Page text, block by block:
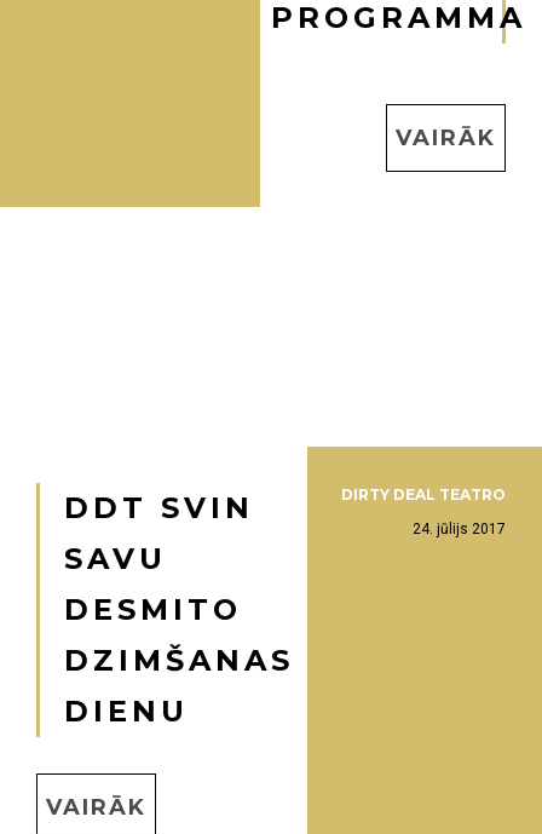
PROGRAMMA
VAIRĀK
DDT SVIN
SAVU
DESMITO
DZIMŠANAS
DIENU
VAIRĀK
DIRTY DEAL TEATRO
24. jūlijs 2017